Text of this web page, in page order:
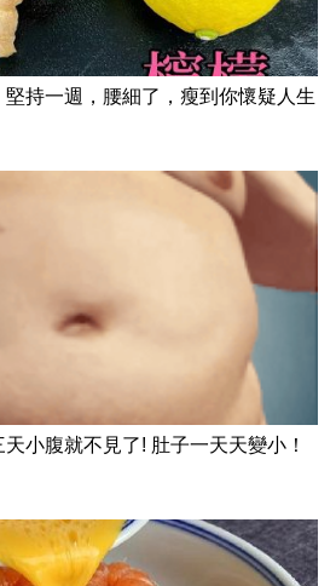
持一週，腰細了，瘦到你懷疑人生
小腹就不見了! 肚子一天天變小！